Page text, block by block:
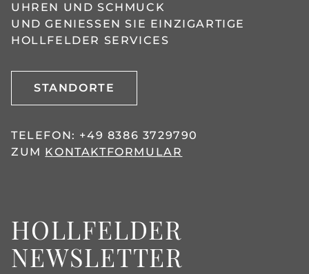
UHREN UND SCHMUCK
UND GENIESSEN SIE EINZIGARTIGE H
OLLFELDER SERVICES
STANDORTE
TELEFON: +49 8386 3729790
ZUM KONTAKTFORMULAR
HOLLFELDER
NEWSLETTER